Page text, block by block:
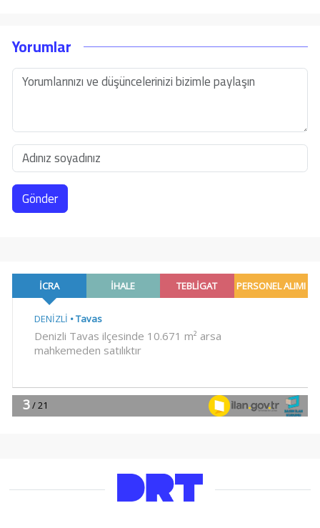
Yorumlar
Gönder